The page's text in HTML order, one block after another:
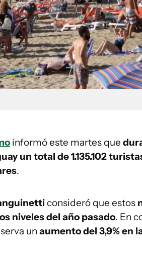
informó este martes que
un total de 1.135.102
.
consideró que estos
niveles del año pasado. En
un aumento del 3,9% en